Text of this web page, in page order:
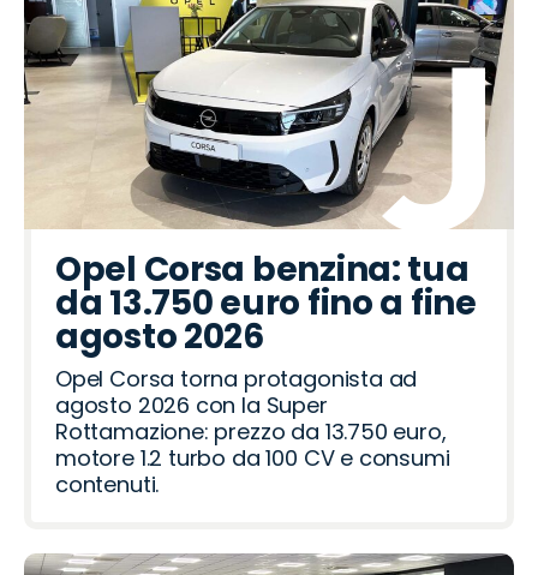
Opel Corsa benzina: tua
da 13.750 euro fino a fine
agosto 2026
Opel Corsa torna protagonista ad
agosto 2026 con la Super
Rottamazione: prezzo da 13.750 euro,
motore 1.2 turbo da 100 CV e consumi
contenuti.